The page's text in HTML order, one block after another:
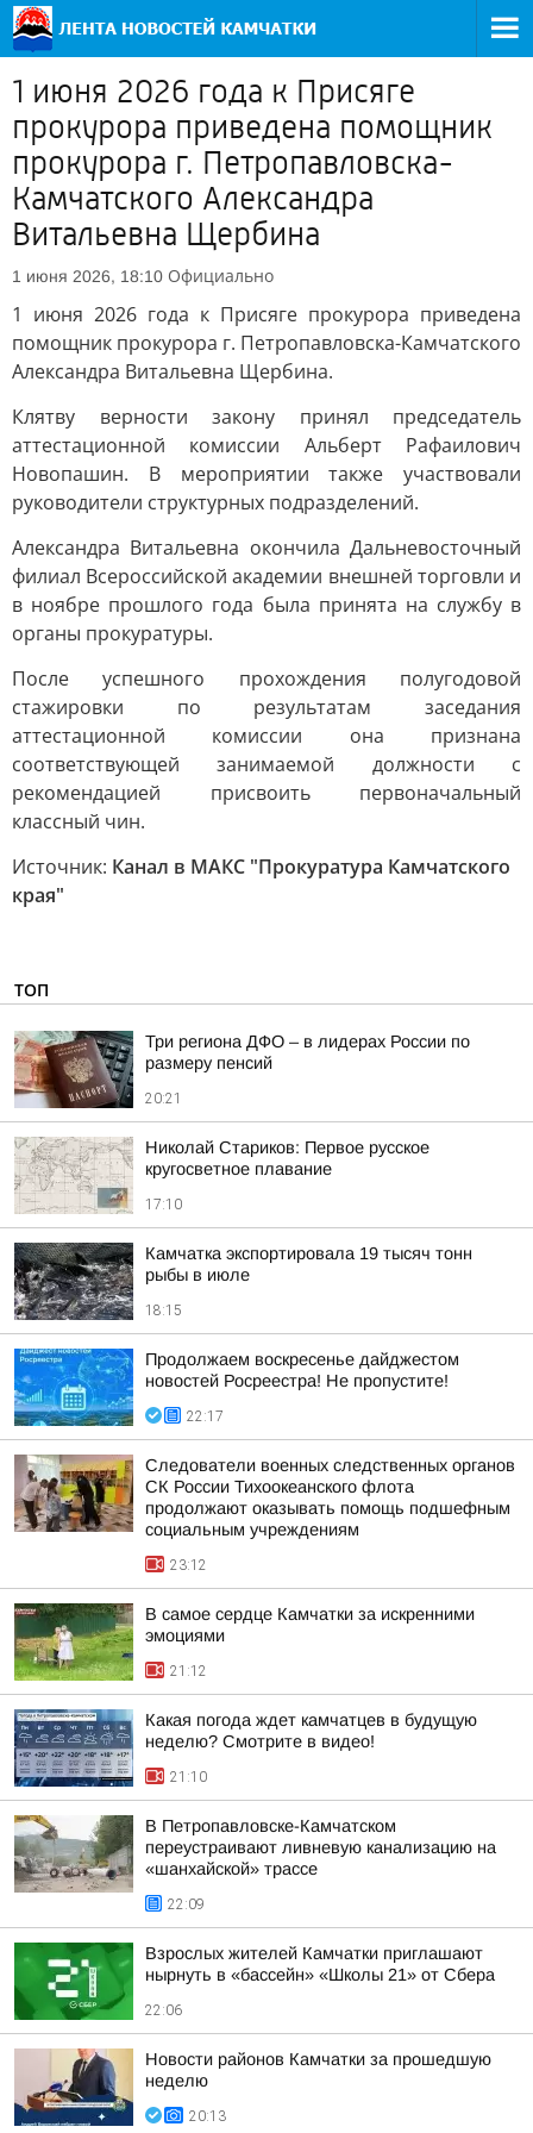
1 июня 2026 года к Присяге
прокурора приведена помощник
прокурора г. Петропавловска-
Камчатского Александра
Витальевна Щербина
1 июня 2026, 18:10 Официально
1 июня 2026 года к Присяге прокурора приведена
помощник прокурора г. Петропавловска-Камчатского
Александра Витальевна Щербина.
Клятву верности закону принял председатель
аттестационной комиссии Альберт Рафаилович
Новопашин. В мероприятии также участвовали
руководители структурных подразделений.
Александра Витальевна окончила Дальневосточный
филиал Всероссийской академии внешней торговли и
в ноябре прошлого года была принята на службу в
органы прокуратуры.
После успешного прохождения полугодовой
стажировки по результатам заседания
аттестационной комиссии она признана
соответствующей занимаемой должности с
рекомендацией присвоить первоначальный
классный чин.
Источник: Канал в МАКС "Прокуратура Камчатского
края"
ТОП
Три региона ДФО – в лидерах России по
размеру пенсий
20:21
Николай Стариков: Первое русское
кругосветное плавание
17:10
Камчатка экспортировала 19 тысяч тонн
рыбы в июле
18:15
Продолжаем воскресенье дайджестом
новостей Росреестра! Не пропустите!
22:17
Следователи военных следственных органов
СК России Тихоокеанского флота
продолжают оказывать помощь подшефным
социальным учреждениям
23:12
В самое сердце Камчатки за искренними
эмоциями
21:12
Какая погода ждет камчатцев в будущую
неделю? Cмотрите в видео!
21:10
В Петропавловске-Камчатском
переустраивают ливневую канализацию на
«шанхайской» трассе
22:09
Взрослых жителей Камчатки приглашают
нырнуть в «бассейн» «Школы 21» от Сбера
22:06
Новости районов Камчатки за прошедшую
неделю
20:13